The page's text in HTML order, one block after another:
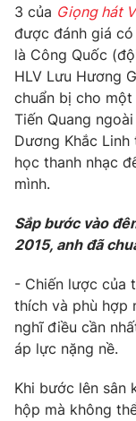
Phim VTV
Hậu trường
Nhân vật
Khán giả
Giải sao mai
Giải trí
Điện ảnh
Âm nhạc
Sao
Đời sống
Du lịch
Làm đẹp
Chất lượng cuộc
Giáo dục
Tuyển sinh
Công nghệ
Hitech Công
Thị trường
Tư vấn
Giao lưu trực
Lịch phát sóng
Chuyên mục khác
Emagazine
3 của Giọng hát
được đánh giá có
là Công Quốc
HLV Lưu Hương
chuẩn bị cho
Tiến Quang
Dương Khắc
học thanh nhạc
mình.
Sắp bước vào
2015, anh đã
- Chiến lược của
thích và phù hợp
nghĩ điều cần
áp lực nặng nề.
Khi bước lên sân
hộp mà không